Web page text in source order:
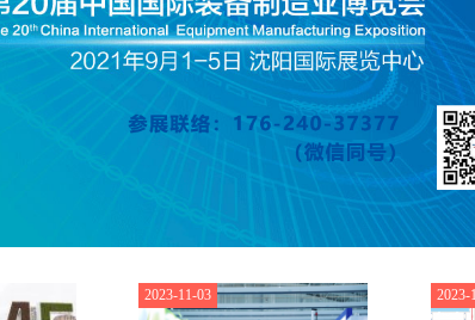
2023-11-03 2023-